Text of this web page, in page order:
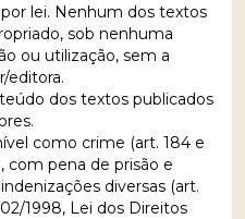
lei. Nenhum dos textos
sob nenhuma
ou utilização, sem a
editora.
dos textos publicados
como crime (art. 184 e
com pena de prisão e
diversas (art.
02/1998, Lei dos Direitos